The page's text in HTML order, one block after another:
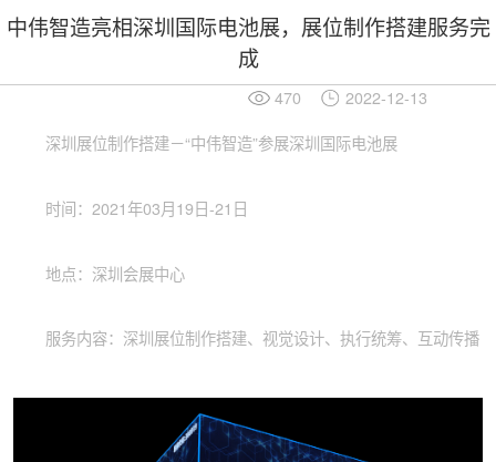
中伟智造亮相深圳国际电池展，展位制作搭建服务完
成
470 2022-12-13
深圳展位制作搭建－“中伟智造”参展深圳国际电池展
时间：2021年03月19日-21日
地点：深圳会展中心
服务内容：深圳展位制作搭建、视觉设计、执行统筹、互动传播